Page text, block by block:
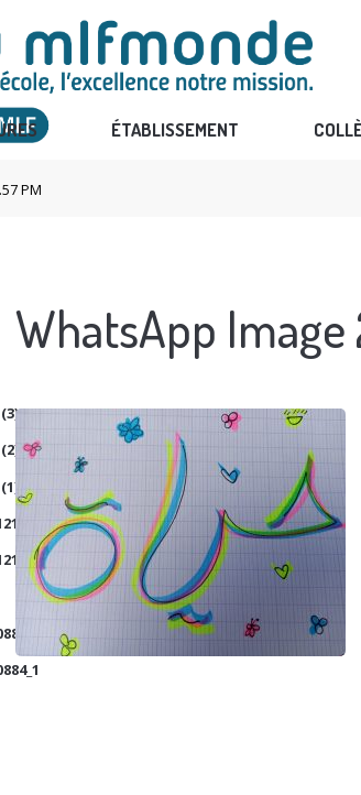
ÉTABLISSEMENT
PM
WhatsApp Image